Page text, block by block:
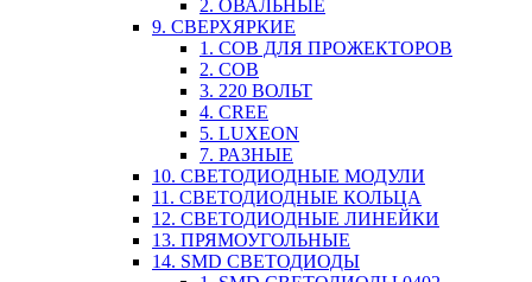
2. ОВАЛЬНЫЕ
9. СВЕРХЯРКИЕ
1. COB ДЛЯ ПРОЖЕКТОРОВ
2. COB
3. 220 ВОЛЬТ
4. CREE
5. LUXEON
7. РАЗНЫЕ
10. СВЕТОДИОДНЫЕ МОДУЛИ
11. СВЕТОДИОДНЫЕ КОЛЬЦА
12. СВЕТОДИОДНЫЕ ЛИНЕЙКИ
13. ПРЯМОУГОЛЬНЫЕ
14. SMD СВЕТОДИОДЫ